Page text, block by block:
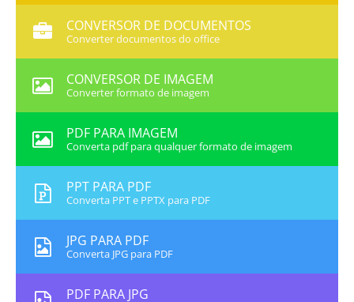
CONVERSOR DE DOCUMENTOS
Converter documentos do office
CONVERSOR DE IMAGEM
Converter formato de imagem
PDF PARA IMAGEM
Converta pdf para qualquer formato de imagem
PPT PARA PDF
Converta PPT e PPTX para PDF
JPG PARA PDF
Converta JPG para PDF
PDF PARA JPG